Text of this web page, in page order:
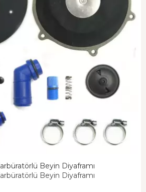
Beyin Diyaframı
Beyin Diyaframı